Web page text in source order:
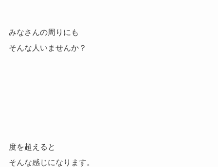
みなさんの周りにも
そんな人いませんか？
度を超えると
そんな感じになります。